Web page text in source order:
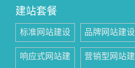
建站套餐
标准网站建设 品牌网站建设
响应式网站建
营销型网站建